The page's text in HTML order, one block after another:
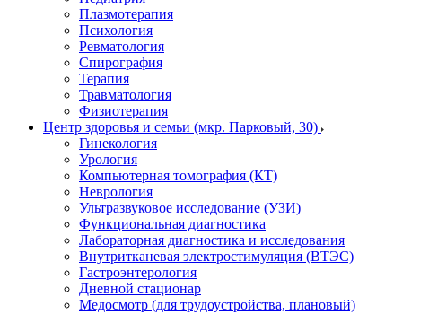
Плазмотерапия
Психология
Ревматология
Спирография
Терапия
Травматология
Физиотерапия
Центр здоровья и семьи (мкр. Парковый, 30)
Гинекология
Урология
Компьютерная томография (КТ)
Неврология
Ультразвуковое исследование (УЗИ)
Функциональная диагностика
Лабораторная диагностика и исследования
Внутритканевая электростимуляция (ВТЭС)
Гастроэнтерология
Дневной стационар
Медосмотр (для трудоустройства, плановый)